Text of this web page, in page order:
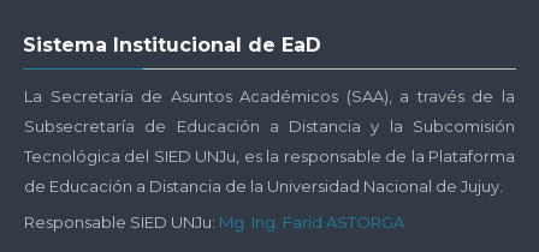
Institucional
EaD
Sistema Institucional de EaD
La Secretaría de Asuntos Académicos (SAA), a través de la
Subsecretaría de Educación a Distancia y la Subcomisión
Tecnológica del SIED UNJu, es la responsable de la Plataforma
de Educación a Distancia de la Universidad Nacional de Jujuy.
Responsable SIED UNJu: Mg. Ing. Farid ASTORGA